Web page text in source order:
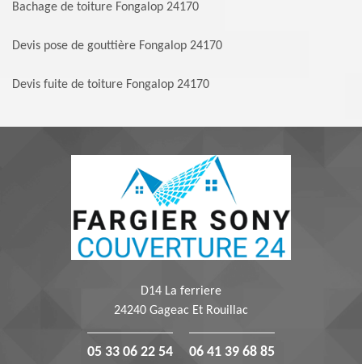
Bachage de toiture Fongalop 24170
Devis pose de gouttière Fongalop 24170
Devis fuite de toiture Fongalop 24170
D14 La ferriere
24240 Gageac Et Rouillac
05 33 06 22 54 06 41 39 68 85